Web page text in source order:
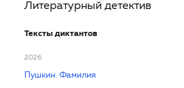
Литературный детектив
Тексты диктантов
2026
Пушкин. Фамилия